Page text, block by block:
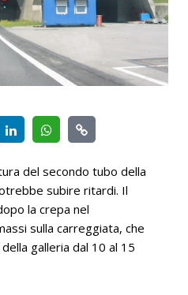
del secondo tubo della
subire ritardi. Il
la crepa nel
sulla carreggiata, che
galleria dal 10 al 15